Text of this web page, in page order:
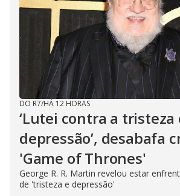
DO R7/HÁ 12 HORAS
‘Lutei contra a tristeza
depressão’, desabafa
'Game of Thrones'
George R. R. Martin revelou estar
de 'tristeza e depressão'